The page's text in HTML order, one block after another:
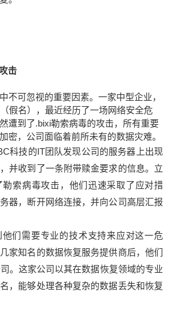
击
不可忽视的重要因素。一家中型企业，
假名），最近经历了一场网络安全危
遭到了.bixi勒索病毒的攻击，所有重要
密，公司面临着前所未有的数据灾难。
科技的IT团队发现公司的服务器上出现
并收到了一条附带赎金要求的信息。立
勒索病毒攻击，他们迅速采取了应对措
器，断开网络连接，并向公司高层汇报
们需要专业的技术支持来应对这一危
家知名的数据恢复服务提供商后，他们
。这家公司以其在数据恢复领域的专业
，能够处理各种复杂的数据丢失和恢复